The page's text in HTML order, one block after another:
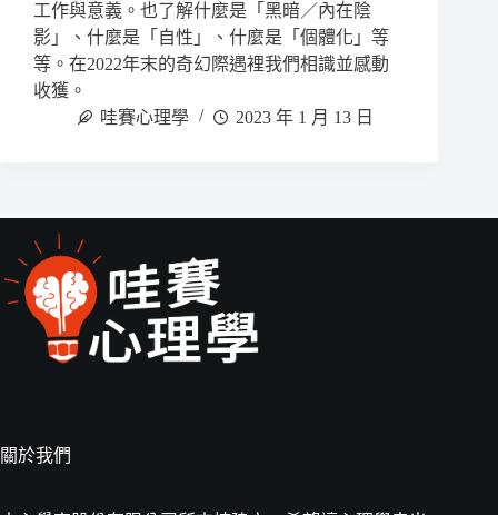
工作與意義。也了解什麼是「黑暗／內在陰
影」、什麼是「自性」、什麼是「個體化」等
等。在2022年末的奇幻際遇裡我們相識並感動
收獲。
哇賽心理學
2023 年 1 月 13 日
關於我們